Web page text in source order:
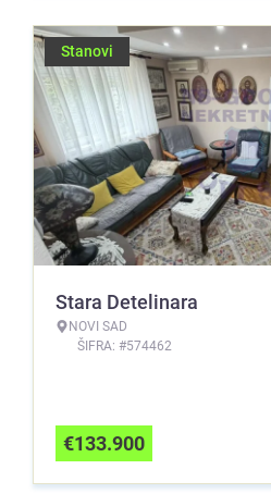
Stanovi
Stara Detelinara
NOVI SAD
ŠIFRA: #574462
€133.900